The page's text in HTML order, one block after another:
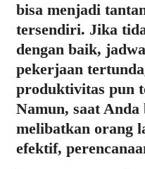
bisa menjadi
tersendiri. Jika
dengan baik,
pekerjaan
produktivitas pun
Namun, saat Anda
melibatkan orang
efektif,